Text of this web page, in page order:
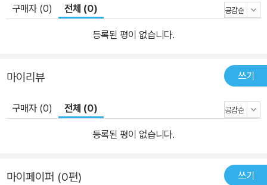
구매자 (0) 전체 (0)
등록된 평이 없습니다.
마이리뷰 쓰기
구매자 (0) 전체 (0)
등록된 평이 없습니다.
마이페이퍼 (0편) 쓰기